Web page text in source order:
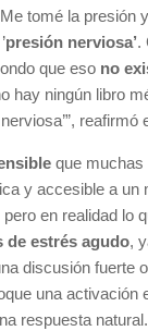
tomé la presión
presión nerviosa’.
que eso no
hay ningún libro
reafirmó
que muchas
y accesible a un
en realidad lo
de estrés agudo,
discusión fuerte
una activación
respuesta